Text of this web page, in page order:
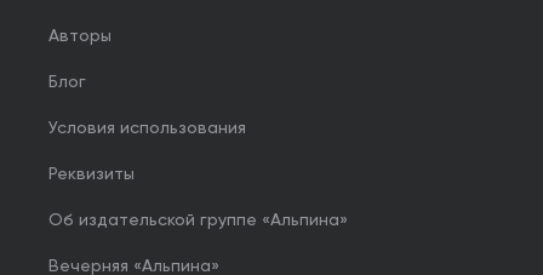
Авторы
Блог
Условия использования
Реквизиты
Об издательской группе «Альпина»
Вечерняя «Альпина»